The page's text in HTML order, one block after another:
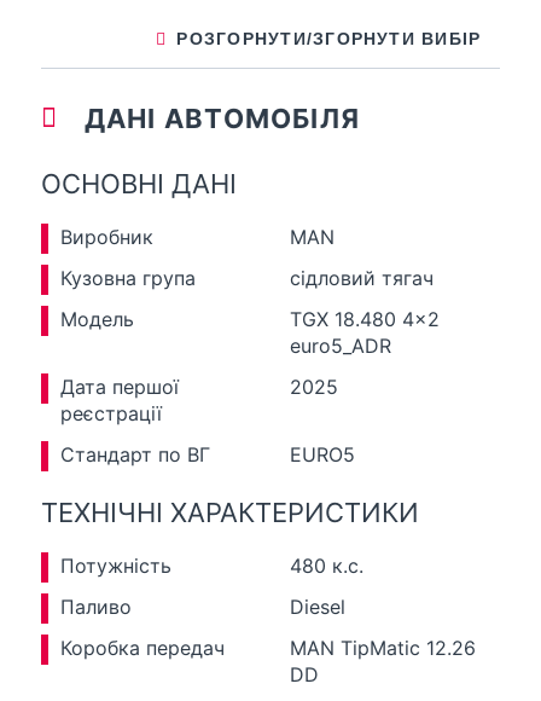
РОЗГОРНУТИ/ЗГОРНУТИ ВИБІР
ДАНІ АВТОМОБІЛЯ
ОСНОВНІ ДАНІ
Виробник
MAN
Кузовна група
сідловий тягач
Модель
TGX 18.480 4x2
euro5_ADR
Дата першої
реєстрації
2025
Стандарт по ВГ EURO5
ТЕХНІЧНІ ХАРАКТЕРИСТИКИ
Потужність
480 к.с.
Паливо
Diesel
Коробка передач
MAN TipMatic 12.26
DD